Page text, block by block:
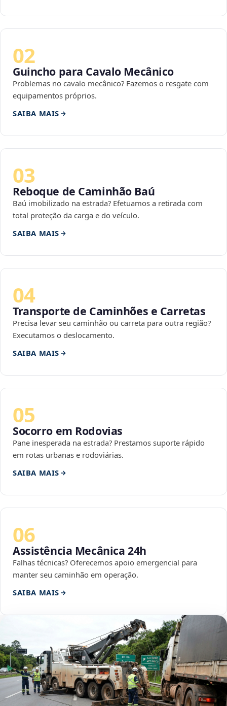
02
Guincho para Cavalo Mecânico
Problemas no cavalo mecânico? Fazemos o resgate com
equipamentos próprios.
SAIBA MAIS
03
Reboque de Caminhão Baú
Baú imobilizado na estrada? Efetuamos a retirada com
total proteção da carga e do veículo.
SAIBA MAIS
04
Transporte de Caminhões e Carretas
Precisa levar seu caminhão ou carreta para outra região?
Executamos o deslocamento.
SAIBA MAIS
05
Socorro em Rodovias
Pane inesperada na estrada? Prestamos suporte rápido
em rotas urbanas e rodoviárias.
SAIBA MAIS
06
Assistência Mecânica 24h
Falhas técnicas? Oferecemos apoio emergencial para
manter seu caminhão em operação.
SAIBA MAIS